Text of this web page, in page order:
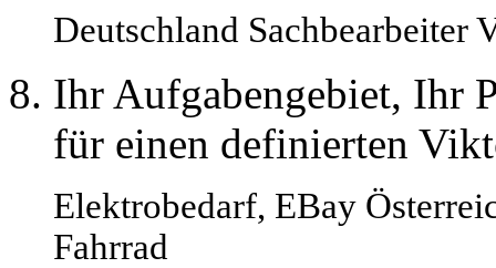
Deutschland Sachbearbeiter
Ihr Aufgabengebiet, Ihr
für einen definierten
Elektrobedarf, EBay
Fahrrad